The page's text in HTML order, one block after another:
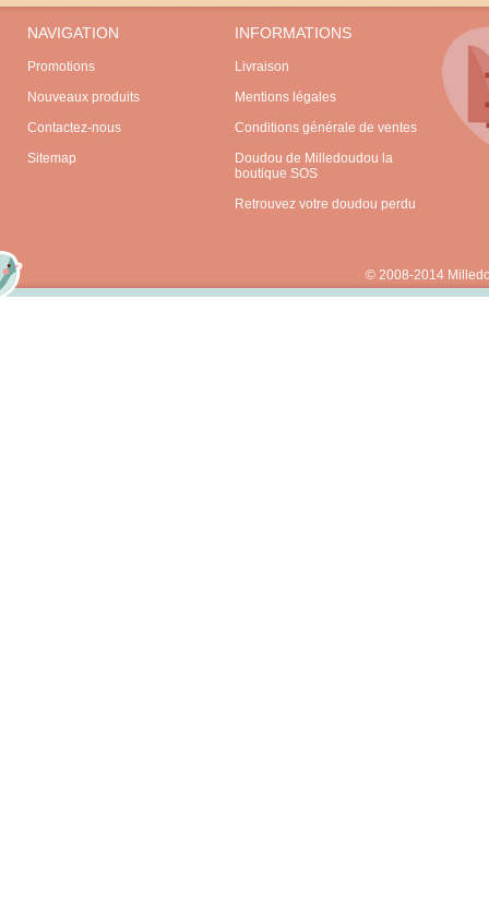
NAVIGATION
Promotions
Nouveaux produits
Contactez-nous
Sitemap
INFORMATIONS
Livraison
Mentions légales
Conditions générale de ventes
Doudou de Milledoudou la
boutique SOS
Retrouvez votre doudou perdu
© 2008-2014